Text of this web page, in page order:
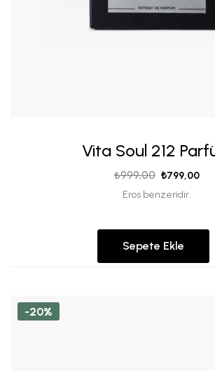
Vita Soul 212
₺999,00 ₺799,00
Eros benzeridir.
Sepete Ekle
-20%